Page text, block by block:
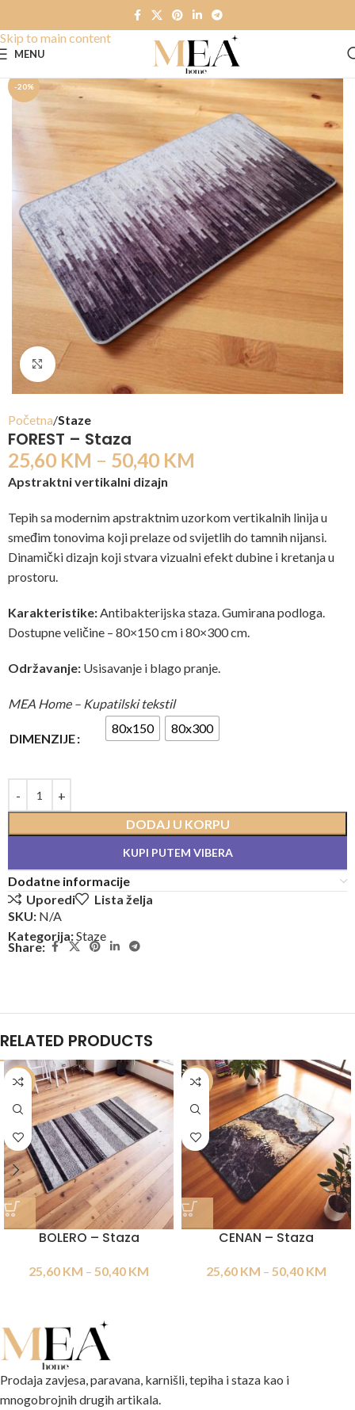
Skip to main content
MENU
-20%
Click to enlarge
Početna Staze
FOREST – Staza
25,60 KM – 50,40 KM
Apstraktni vertikalni dizajn
Tepih sa modernim apstraktnim uzorkom vertikalnih linija u
smeđim tonovima koji prelaze od svijetlih do tamnih nijansi.
Dinamički dizajn koji stvara vizualni efekt dubine i kretanja u
prostoru.
Karakteristike:Antibakterijska staza. Gumirana podloga.
Dostupne veličine – 80×150 cm i 80×300 cm.
Održavanje: Usisavanje i blago pranje.
MEA Home – Kupatilski tekstil
DIMENZIJE
80x150 80x300
DODAJ U KORPU
KUPI PUTEM VIBERA
Dodatne informacije
Uporedi
Lista želja
SKU: N/A
Kategorija:Staze
Share:
RELATED PRODUCTS
-20%
BOLERO – Staza
25,60 KM – 50,40 KM
-20%
CENAN – Staza
25,60 KM – 50,40 KM
Prodaja zavjesa, paravana, karnišli, tepiha i staza kao i
mnogobrojnih drugih artikala.